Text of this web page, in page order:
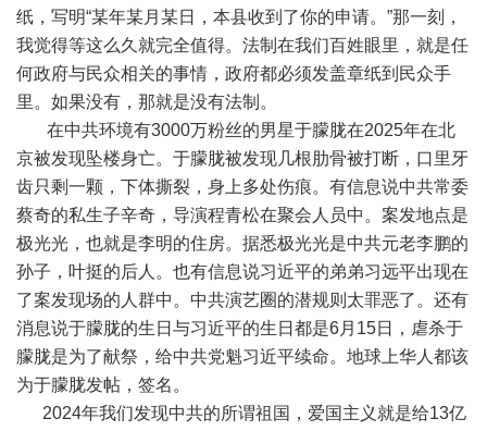
纸，写明“某年某月某日，本县收到了你的申请。 ”那一刻，
我觉得等这么久就完全值得。法制在我们百姓眼里，就是任
何政府与民众相关的事情，政府都必须发盖章纸到民众手
里。如果没有，那就是没有法制。
在中共环境有3000万粉丝的男星于朦胧在2025年在北
京被发现坠楼身亡。于朦胧被发现几根肋骨被打断，口里牙
齿只剩一颗，下体撕裂，身上多处伤痕。有信息说中共常委
蔡奇的私生子辛奇，导演程青松在聚会人员中。案发地点是
极光光，也就是李明的住房。据悉极光光是中共元老李鹏的
孙子，叶挺的后人。也有信息说习近平的弟弟习远平出现在
了案发现场的人群中。中共演艺圈的潜规则太罪恶了。还有
消息说于朦胧的生日与习近平的生日都是6月 15日，虐杀于
朦胧是为了献祭，给中共党魁习近平续命。地球上华人都该
为于朦胧发帖，签名。
2024年我们发现中共的所谓祖国，爱国主义就是给13亿